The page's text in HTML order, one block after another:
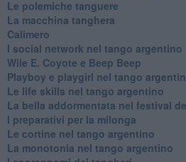
Le polemiche tanguere
La macchina tanghera
Calimero
​I social network nel tango argentino
Wile E. Coyote e Beep Beep
Playboy e playgirl nel tango
Le life skills nel tango argentino
La bella addormentata nel festival
I preparativi per la milonga
Le cortine nel tango argentino
La monotonia nel tango argentino